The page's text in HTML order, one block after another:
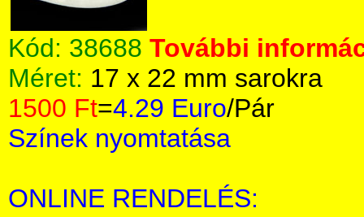
Kód: 38688 További
Méret: 17 x 22 mm sarokra
1500 Ft=4.29 Euro/Pár
Színek nyomtatása
ONLINE RENDELÉS: